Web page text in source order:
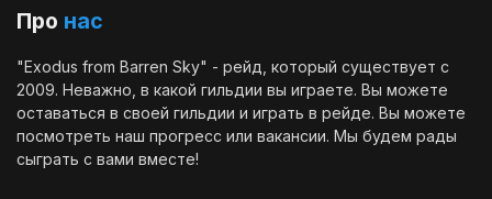
Про нас
"Exodus from Barren Sky" - рейд, который существует с
2009. Неважно, в какой гильдии вы играете. Вы можете
оставаться в своей гильдии и играть в рейде. Вы можете
посмотреть наш прогресс или вакансии. Мы будем рады
сыграть с вами вместе!